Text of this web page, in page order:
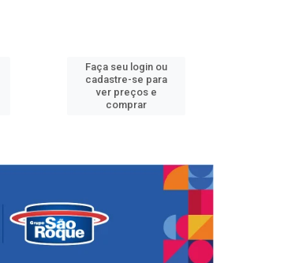
Faça seu login ou
cadastre-se para
ver preços e
comprar